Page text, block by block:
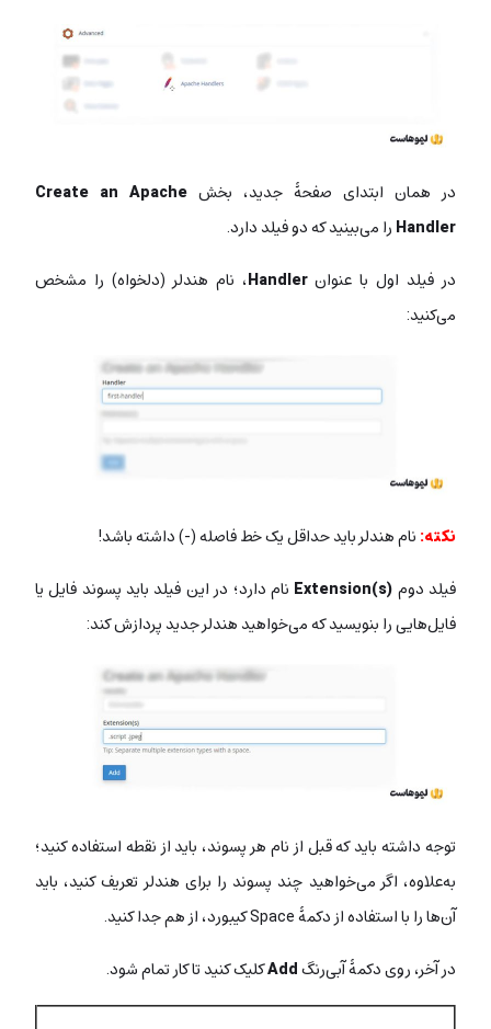
در همان ابتدای صفحۀ جدید، بخش Create an Apache
Handlerرا می‌بینید که دو فیلد دارد.
در فیلد اول با عنوانHandler، نام هندلر (دلخواه) را مشخص
می‌کنید:
نکته:نام هندلر باید حداقل یک خط فاصله (-) داشته باشد!
فیلد دومExtension(s) نام دارد؛ در این فیلد باید پسوند فایل یا
فایل‌هایی را بنویسید که می‌خواهید هندلر جدید پردازش کند:
توجه داشته باید که قبل از نام هر پسوند، باید از نقطه استفاده کنید؛
به‌علاوه، اگر می‌خواهید چند پسوند را برای هندلر تعریف کنید، باید
آن‌ها را با استفاده از دکمۀ Space کیبورد، از هم جدا کنید.
در آخر، روی دکمۀ آبی‌رنگAddکلیک کنید تا کار تمام شود.